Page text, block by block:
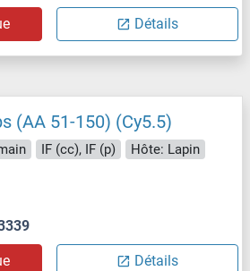
Détails
(AA 51-150) (Cy5.5)
IF (cc), IF (p)
Hôte: Lapin
Détails